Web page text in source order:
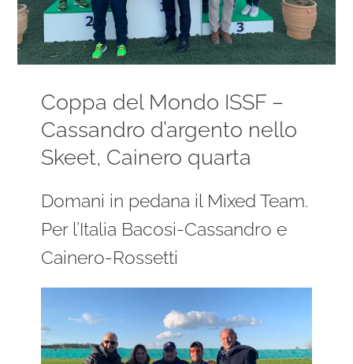
Coppa del Mondo ISSF –
Cassandro d’argento nello
Skeet, Cainero quarta
Domani in pedana il Mixed Team.
Per l’Italia Bacosi-Cassandro e
Cainero-Rossetti